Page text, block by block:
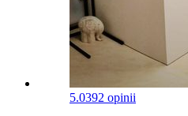
5.0392 opinii